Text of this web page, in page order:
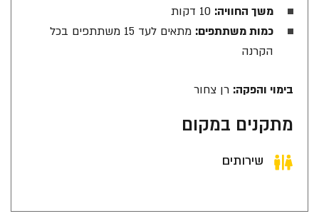
משך החוויה:
כמות משתתפים:
מתאים לעד 15 משתתפים בכל
הקרנה
בימוי והפקה: רן צחור
מתקנים במקום
שירותים